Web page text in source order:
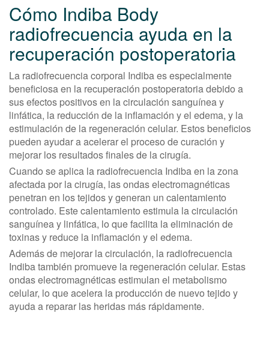
Cómo Indiba Body
radiofrecuencia ayuda en la
recuperación postoperatoria
La radiofrecuencia corporal Indiba es especialmente
beneficiosa en la recuperación postoperatoria debido a
sus efectos positivos en la circulación sanguínea y
linfática, la reducción de la inflamación y el edema, y la
estimulación de la regeneración celular. Estos beneficios
pueden ayudar a acelerar el proceso de curación y
mejorar los resultados finales de la cirugía.
Cuando se aplica la radiofrecuencia Indiba en la zona
afectada por la cirugía, las ondas electromagnéticas
penetran en los tejidos y generan un calentamiento
controlado. Este calentamiento estimula la circulación
sanguínea y linfática, lo que facilita la eliminación de
toxinas y reduce la inflamación y el edema.
Además de mejorar la circulación, la radiofrecuencia
Indiba también promueve la regeneración celular. Estas
ondas electromagnéticas estimulan el metabolismo
celular, lo que acelera la producción de nuevo tejido y
ayuda a reparar las heridas más rápidamente.